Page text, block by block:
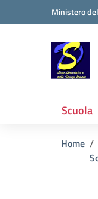
Vai ai contenuti
Vai al menu diMinistero
scuola
Scuola
Home